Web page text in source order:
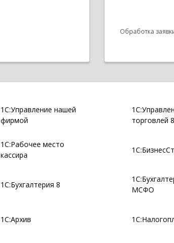
Обработка
1С:Управление нашей
фирмой
торговлей 8
1С:Рабочее место
кассира
1С:Бухгалтерия 8
МСФО
1С:Архив